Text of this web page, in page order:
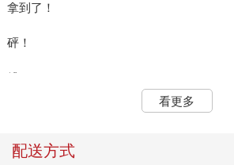
拿到了！
砰！
糟了……
「什麼砰的一聲？」
看更多
配送方式